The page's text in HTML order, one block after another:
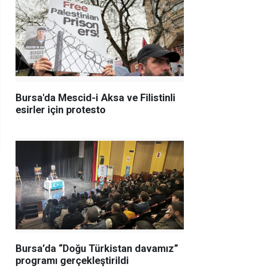
Bursa'da Mescid-i Aksa ve Filistinli
esirler için protesto
Bursa’da “Doğu Türkistan davamız”
programı gerçekleştirildi